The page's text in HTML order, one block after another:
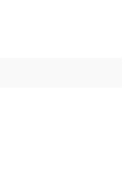
материалдың